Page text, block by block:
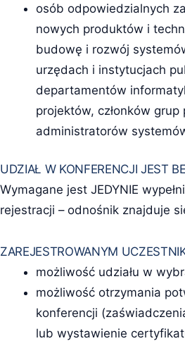
osób odpowiedzialnych
nowych produktów i
budowę i rozwój
urzędach i instytucjach
departamentów
projektów, członków
administratorów
UDZIAŁ W KONFERENCJI JEST
Wymagane jest JEDYNIE
rejestracji – odnośnik znajduje
ZAREJESTROWANYM
możliwość udziału w
możliwość otrzymania
konferencji
lub wystawienie